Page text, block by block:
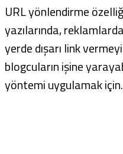
URL yönlendirme
yazılarında,
yerde dışarı link
blogcuların işine
yöntemi uygulamak